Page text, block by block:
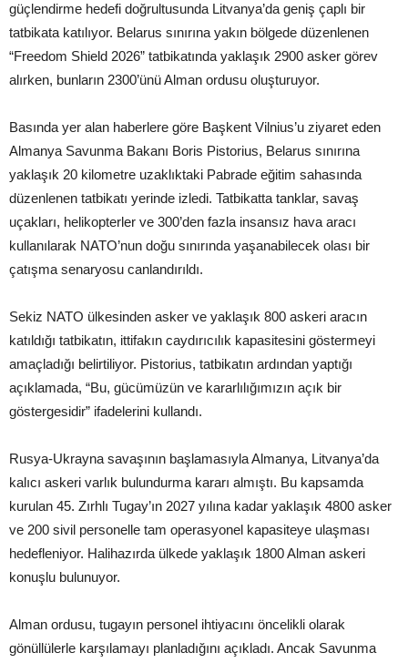
güçlendirme hedefi doğrultusunda Litvanya’da geniş çaplı bir
tatbikata katılıyor. Belarus sınırına yakın bölgede düzenlenen
“Freedom Shield 2026” tatbikatında yaklaşık 2900 asker görev
alırken, bunların 2300’ünü Alman ordusu oluşturuyor.
Basında yer alan haberlere göre Başkent Vilnius’u ziyaret eden
Almanya Savunma Bakanı Boris Pistorius, Belarus sınırına
yaklaşık 20 kilometre uzaklıktaki Pabrade eğitim sahasında
düzenlenen tatbikatı yerinde izledi. Tatbikatta tanklar, savaş
uçakları, helikopterler ve 300’den fazla insansız hava aracı
kullanılarak NATO’nun doğu sınırında yaşanabilecek olası bir
çatışma senaryosu canlandırıldı.
Sekiz NATO ülkesinden asker ve yaklaşık 800 askeri aracın
katıldığı tatbikatın, ittifakın caydırıcılık kapasitesini göstermeyi
amaçladığı belirtiliyor. Pistorius, tatbikatın ardından yaptığı
açıklamada, “Bu, gücümüzün ve kararlılığımızın açık bir
göstergesidir” ifadelerini kullandı.
Rusya-Ukrayna savaşının başlamasıyla Almanya, Litvanya’da
kalıcı askeri varlık bulundurma kararı almıştı. Bu kapsamda
kurulan 45. Zırhlı Tugay’ın 2027 yılına kadar yaklaşık 4800 asker
ve 200 sivil personelle tam operasyonel kapasiteye ulaşması
hedefleniyor. Halihazırda ülkede yaklaşık 1800 Alman askeri
konuşlu bulunuyor.
Alman ordusu, tugayın personel ihtiyacını öncelikli olarak
gönüllülerle karşılamayı planladığını açıkladı. Ancak Savunma